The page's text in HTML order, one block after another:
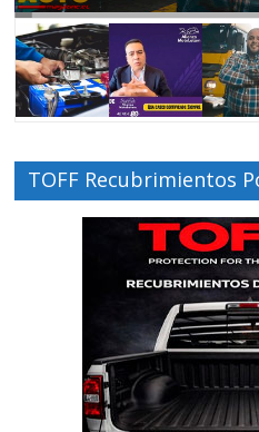
TOFF Recubrimientos